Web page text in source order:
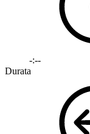
-:--
Durata